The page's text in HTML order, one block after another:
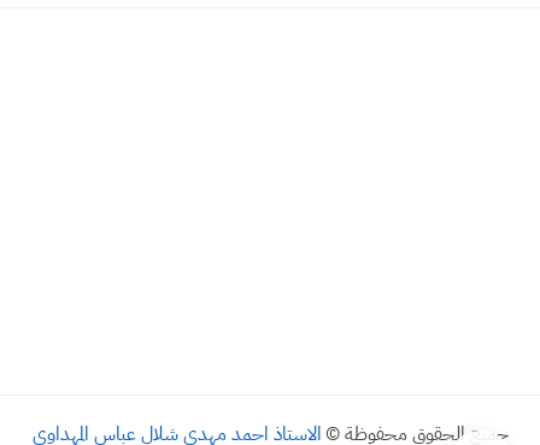
جميع الحقوق محفوظة © الاستاذ احمد مهدي شلال عباس المهداوي